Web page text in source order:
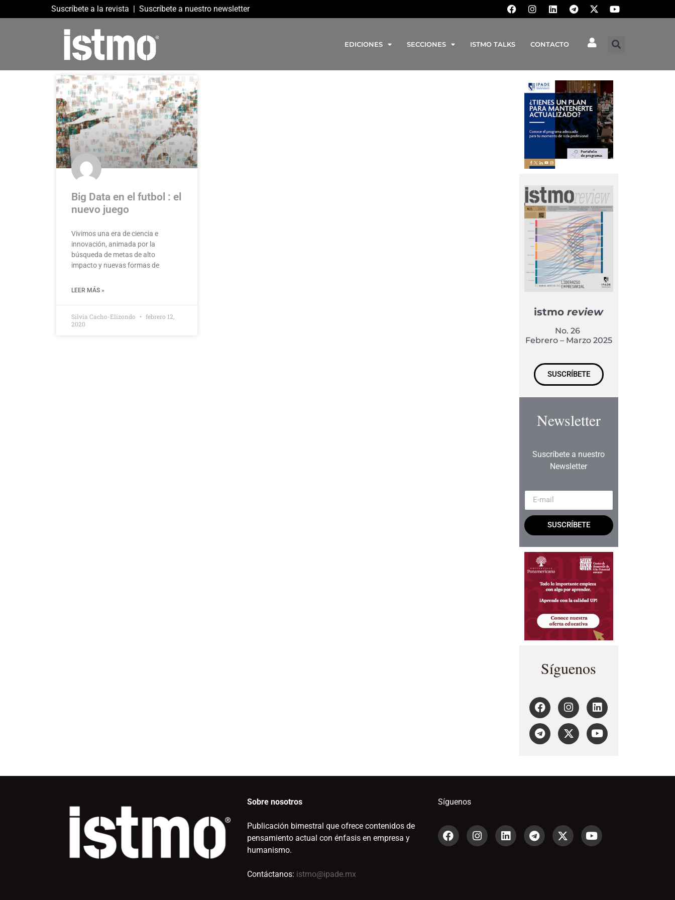
Suscríbete a la revista | Suscríbete a nuestro newsletter
EDICIONES SECCIONES ISTMO TALKS CONTACTO
Big Data en el futbol : el
nuevo juego
Vivimos una era de ciencia e
innovación, animada por la
búsqueda de metas de alto
impacto y nuevas formas de
LEER MÁS »
Silvia Cacho-Elizondo
febrero 12,
2020
istmoreview
No. 26
Febrero – Marzo 2025
SUSCRÍBETE
Newsletter
Suscríbete a nuestro
Newsletter
SUSCRÍBETE
Síguenos
Sobre nosotros
Publicación bimestral que ofrece contenidos de
pensamiento actual con énfasis en empresa y
humanismo.
Contáctanos: istmo@ipade.mx
Síguenos